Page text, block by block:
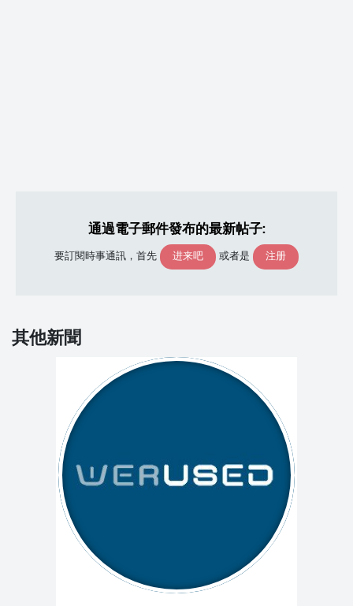
通過電子郵件發布的最新帖子:
要訂閱時事通訊，首先 进来吧 或者是 注册
其他新聞